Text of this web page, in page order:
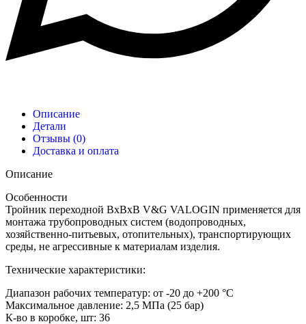
Описание
Детали
Отзывы (0)
Доставка и оплата
Описание
Особенности
Тройник переходной ВxВxВ V&G VALOGIN применяется для
монтажа трубопроводных систем (водопроводных,
хозяйственно-питьевых, отопительных), транспортирующих
среды, не агрессивные к материалам изделия.
Технические характеристики:
Диапазон рабочих температур: от -20 до +200 °С
Максимальное давление: 2,5 МПа (25 бар)
К-во в коробке, шт: 36